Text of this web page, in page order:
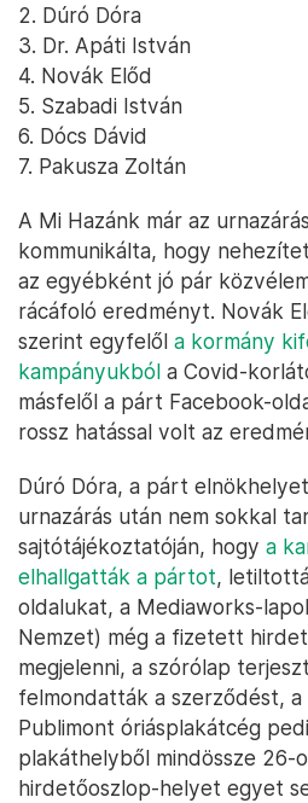
2. Dúró Dóra
3. Dr. Apáti István
4. Novák Előd
5. Szabadi István
6. Dócs Dávid
7. Pakusza Zoltán
A Mi Hazánk már az
kommunikálta, hogy
az egyébként jó pár
rácáfoló eredményt. Novák
szerint egyfelől a kormány
kampányukból a Covid-
másfelől a párt Facebook-
rossz hatással volt az
Dúró Dóra, a párt
urnazárás után nem sokkal
sajtótájékoztatóján, hogy a
elhallgatták a pártot,
oldalukat, a Mediaworks-
Nemzet) még a fizetett
megjelenni, a szórólap
felmondatták a szerződést,
Publimont óriásplakátcég
plakáthelyből mindössze
hirdetőoszlop-helyet egyet